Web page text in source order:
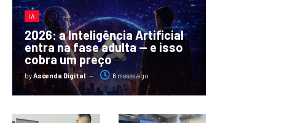
IA
2026: a Inteligência Artificial
entra na fase adulta — e isso
cobra um preço
byAscenda Digital 6 meses ago